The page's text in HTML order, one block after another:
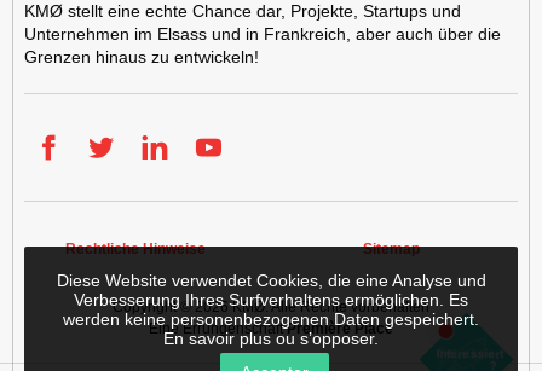
KMØ stellt eine echte Chance dar, Projekte, Startups und
Unternehmen im Elsass und in Frankreich, aber auch über die
Grenzen hinaus zu entwickeln!
Rechtliche Hinweise Sitemap
Copyright © 2026KMØ. Alle Rechte vorbehalten
Eine Errungenschaft Première Place
Interessiert
?
Sich
ansiedeln
Einen
Ein
Diese Website verwendet Cookies, die eine Analyse und
Verbesserung Ihres Surfverhaltens ermöglichen. Es
werden keine personenbezogenen Daten gespeichert.
En savoir plus ou s’opposer.